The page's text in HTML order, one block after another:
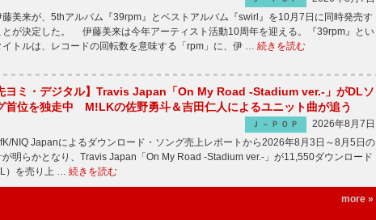
美来が、5thアルバム『39rpm』とベストアルバム『swirl』を10月7日に同時発売す
とが決定した。 伊藤美来は今年アーティスト活動10周年を迎える。『39rpm』とい
イトルは、レコードの回転数を意味する「rpm」に、伊 … 続きを読む
ヨミ・デジタル】Travis Japan「On My Road -Stadium ver.-」がDLソ
首位を独走中 M!LKの佐野勇斗＆吉田仁人によるユニット曲が追う
Ｊ－ＰＯＰ
2026年8月7日
NIQ Japanによるダウンロード・ソング売上レポートから2026年8月3日～8月5日の
が明らかとなり、Travis Japan「On My Road -Stadium ver.-」が11,550ダウンロード
）を売り上 … 続きを読む
more »